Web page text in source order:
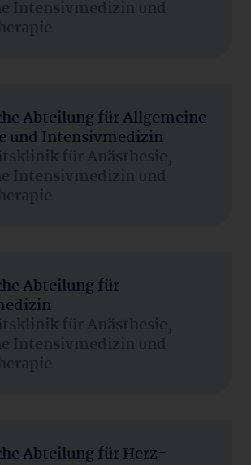
Intensivmedizin und
Abteilung für Allgemeine
und Intensivmedizin
für Anästhesie,
Intensivmedizin und
Abteilung für
für Anästhesie,
Intensivmedizin und
Abteilung für Herz-